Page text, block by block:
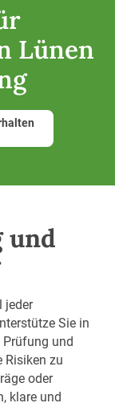
Lünen
und
jeder
Sie in
Prüfung und
Risiken zu
oder
klare und